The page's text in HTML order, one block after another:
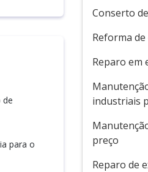
de
para o
Conserto
Reforma
Reparo em
industriais
preço
Reparo de